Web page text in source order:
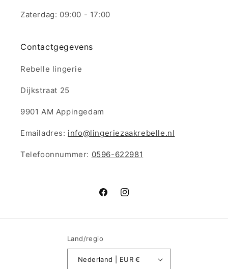
Zaterdag: 09:00 - 17:00
Contactgegevens
Rebelle lingerie
Dijkstraat 25
9901 AM Appingedam
Emailadres: info@lingeriezaakrebelle.nl
Telefoonnummer: 0596-622981
FacebookInstagram
Land/regio
Nederland | EUR €